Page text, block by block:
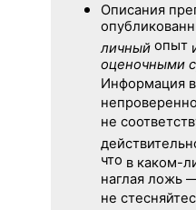
Описания
личныйопыт
оценочными
Информация
не
что в каком-
наглая ложь
не